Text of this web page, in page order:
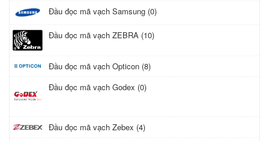
Đầu đọc mã vạch Samsung (0)
Đầu đọc mã vạch ZEBRA (10)
Đầu đọc mã vạch Opticon (8)
Đầu đọc mã vạch Godex (0)
Đầu đọc mã vạch Zebex (4)